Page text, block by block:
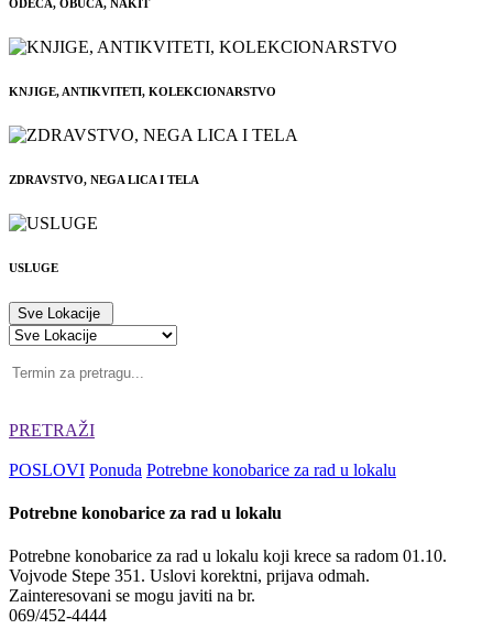
ODEĆA, OBUĆA, NAKIT
KNJIGE, ANTIKVITETI, KOLEKCIONARSTVO
ZDRAVSTVO, NEGA LICA I TELA
USLUGE
Sve Lokacije
PRETRAŽI
POSLOVI Ponuda Potrebne konobarice za rad u lokalu
Potrebne konobarice za rad u lokalu
Potrebne konobarice za rad u lokalu koji krece sa radom 01.10.
Vojvode Stepe 351. Uslovi korektni, prijava odmah.
Zainteresovani se mogu javiti na br.
069/452-4444